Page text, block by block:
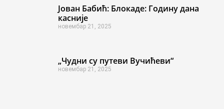
Јован Бабић: Блокаде: Годину дана
касније
новембар 21, 2025
„Чудни су путеви Вучићеви“
новембар 21, 2025